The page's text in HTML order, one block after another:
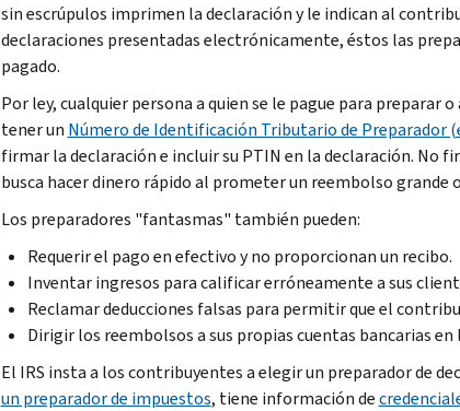
sin escrúpulos imprimen la declaración y le indican al
declaraciones presentadas electrónicamente, éstos las
pagado.
Por ley, cualquier persona a quien se le pague para preparar
tener un Número de Identificación Tributario de Preparador
firmar la declaración e incluir su PTIN en la declaración. No
busca hacer dinero rápido al prometer un reembolso
Los preparadores "fantasmas" también pueden:
Requerir el pago en efectivo y no proporcionan un recibo.
Inventar ingresos para calificar erróneamente a sus
Reclamar deducciones falsas para permitir que el
Dirigir los reembolsos a sus propias cuentas bancarias
El IRS insta a los contribuyentes a elegir un preparador de
un preparador de impuestos, tiene información de